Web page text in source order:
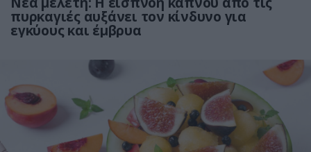
πυρκαγιές αυξάνει τον κίνδυνο για
εγκύους και έμβρυα